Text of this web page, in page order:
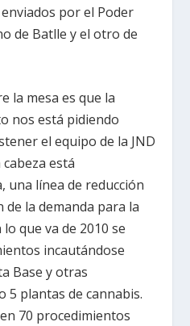
por el Poder
de Batlle y el otro de
la mesa es que la
nos está pidiendo
el equipo de la JND
está
una línea de reducción
la demanda para la
que va de 2010 se
incautándose
Base y otras
5 plantas de cannabis.
70 procedimientos